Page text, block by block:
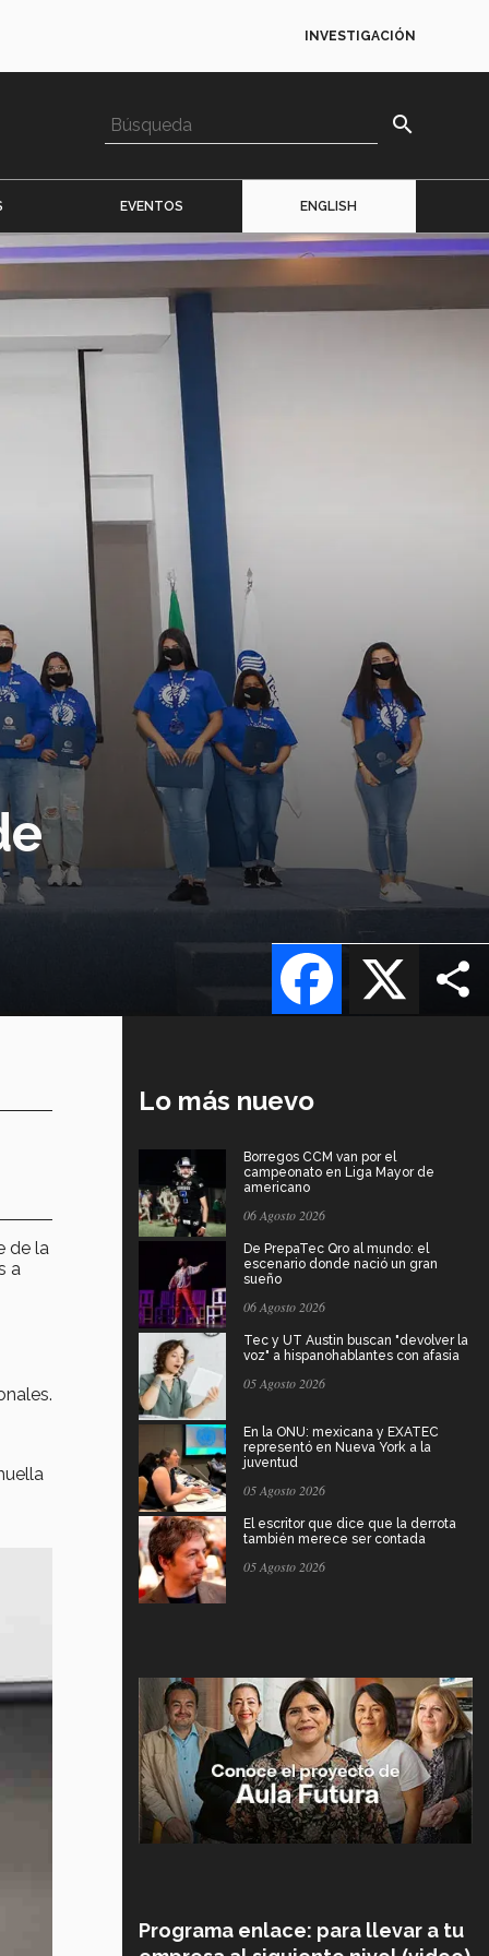
INVESTIGACIÓN
search
EVENTOS ENGLISH
X
Facebook
de la
a
Lo más nuevo
Borregos CCM van por el
campeonato en Liga Mayor de
americano
06 Agosto 2026
De PrepaTec Qro al mundo: el
escenario donde nació un gran
sueño
06 Agosto 2026
Tec y UT Austin buscan "devolver la
voz" a hispanohablantes con afasia
05 Agosto 2026
En la ONU: mexicana y EXATEC
representó en Nueva York a la
juventud
05 Agosto 2026
El escritor que dice que la derrota
también merece ser contada
05 Agosto 2026
Programa enlace: para llevar a tu